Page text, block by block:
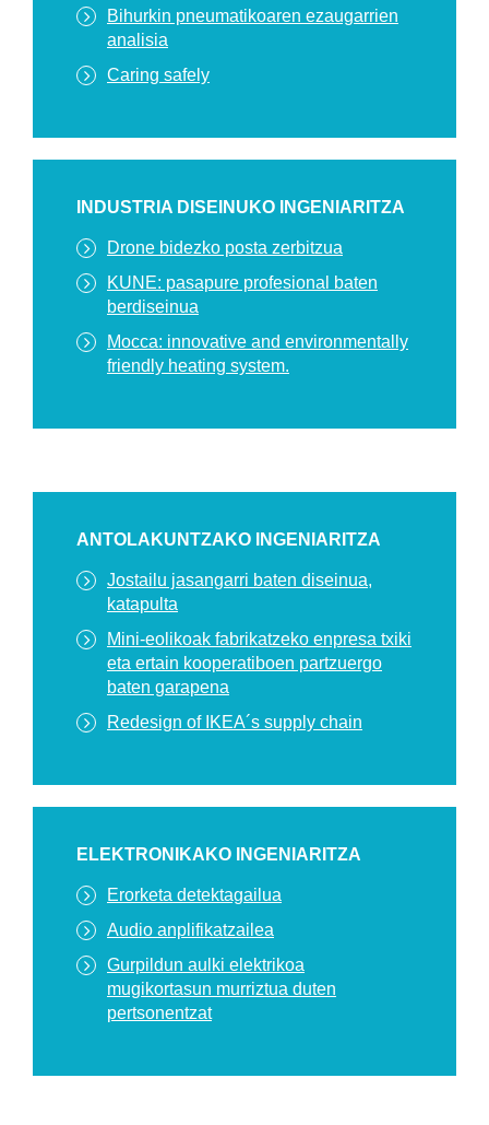
Bihurkin pneumatikoaren ezaugarrien
analisia
Caring safely
INDUSTRIA DISEINUKO INGENIARITZA
Drone bidezko posta zerbitzua
KUNE: pasapure profesional baten
berdiseinua
Mocca: innovative and environmentally
friendly heating system.
ANTOLAKUNTZAKO INGENIARITZA
Jostailu jasangarri baten diseinua,
katapulta
Mini-eolikoak fabrikatzeko enpresa txiki
eta ertain kooperatiboen partzuergo
baten garapena
Redesign of IKEA´s supply chain
ELEKTRONIKAKO INGENIARITZA
Erorketa detektagailua
Audio anplifikatzailea
Gurpildun aulki elektrikoa
mugikortasun murriztua duten
pertsonentzat